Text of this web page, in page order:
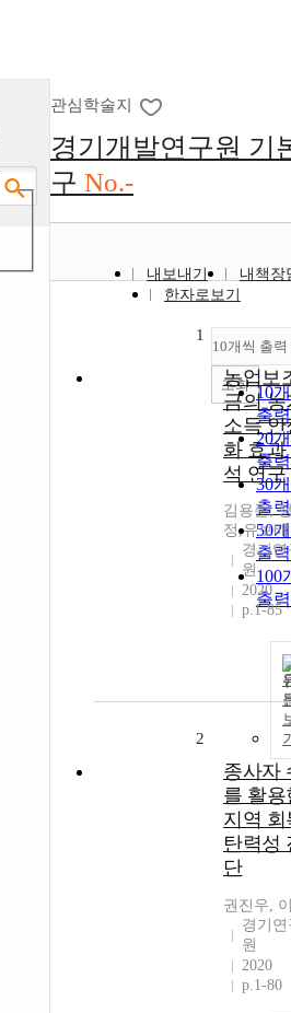
관심학술지
경기개발연구원 기
구 No.-
내보내기
내책장
한자로보기
10개씩 출력
10
출력
20
출력
30
출력
50
출력
100
출력
조회
1
농업보
금의 농
소득 안
화 효과
석 연구
김용준,
정,유보배
경기연
원
2020
p.1-85
2
종사자
를 활용
지역 회
탄력성
단
권진우,
경기연
원
2020
p.1-80